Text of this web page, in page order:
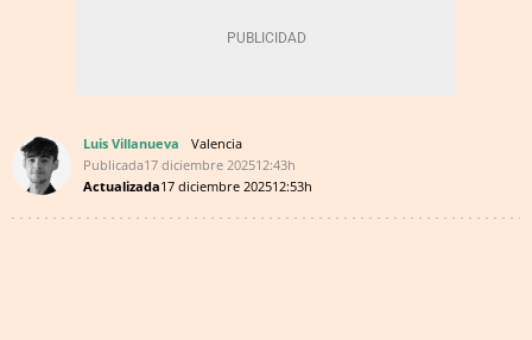
Luis Villanueva
Valencia
Publicada17 diciembre 202512:43h
Actualizada17 diciembre 202512:53h